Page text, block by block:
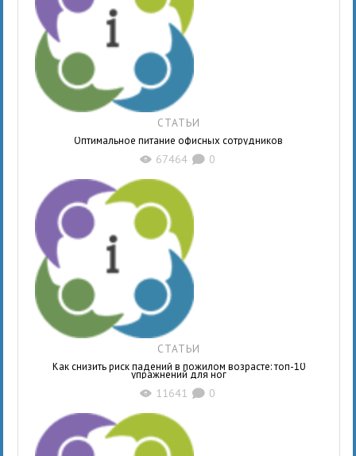
СТАТЬИ
Оптимальное питание офисных сотрудников
X 67464 K 0
СТАТЬИ
Как снизить риск падений в пожилом возрасте: топ-10
упражнений для ног
X 11641 K 0